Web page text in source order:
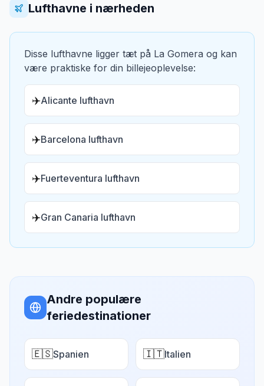
Lufthavne i nærheden
Disse lufthavne ligger tæt på La Gomera og kan
være praktiske for din billejeoplevelse:
✈️Alicante lufthavn
✈️Barcelona lufthavn
✈️Fuerteventura lufthavn
✈️Gran Canaria lufthavn
Andre populære
feriedestinationer
🇪🇸Spanien 🇮🇹Italien